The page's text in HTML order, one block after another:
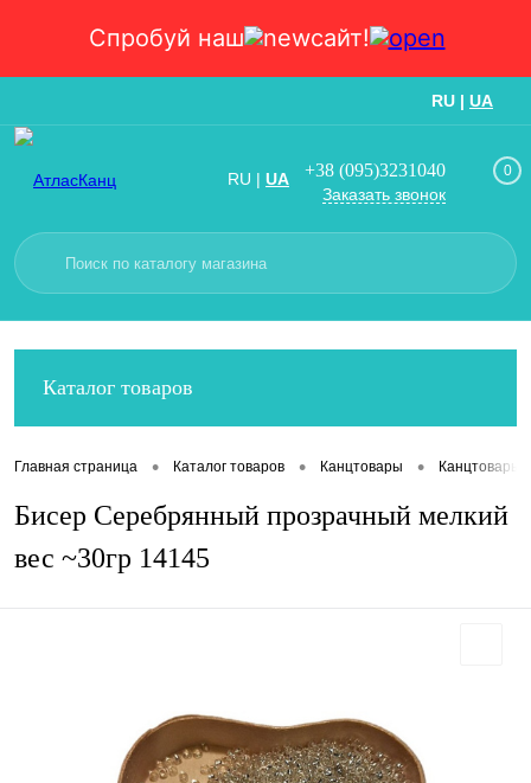
Спробуй наш сайт!
RU | UA
RU | UA +38 (095)3231040
Заказать звонок
0
Каталог товаров
Главная страница • Каталог товаров • Канцтовары • Канцтовары
Бисер Серебрянный прозрачный мелкий
вес ~30гр 14145